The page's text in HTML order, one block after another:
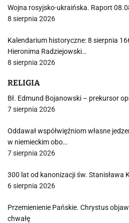
Wojna rosyjsko-ukraińska. Raport
8 sierpnia 2026
Kalendarium historyczne: 8 sierpnia
Hieronima Radziejowski…
8 sierpnia 2026
RELIGIA
Bł. Edmund Bojanowski – prekursor
7 sierpnia 2026
Oddawał współwięźniom własne
w niemieckim obo…
7 sierpnia 2026
300 lat od kanonizacji św. Stanisława
6 sierpnia 2026
Przemienienie Pańskie. Chrystus
chwałę